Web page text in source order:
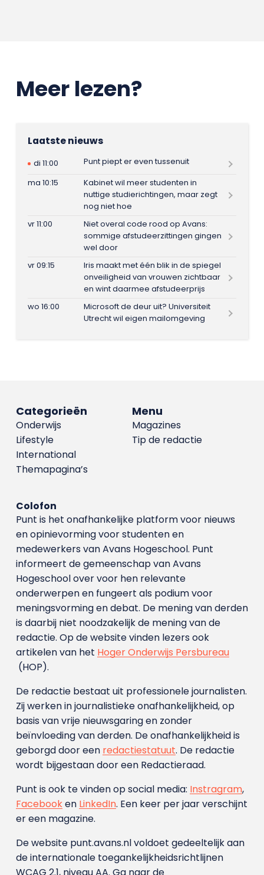
Meer lezen?
Laatste nieuws
di 11:00
Punt piept er even tussenuit
ma 10:15
Kabinet wil meer studenten in
nuttige studierichtingen, maar zegt
nog niet hoe
vr 11:00
Niet overal code rood op Avans:
sommige afstudeerzittingen gingen
wel door
vr 09:15
Iris maakt met één blik in de spiegel
onveiligheid van vrouwen zichtbaar
en wint daarmee afstudeerprijs
wo 16:00
Microsoft de deur uit? Universiteit
Utrecht wil eigen mailomgeving
Menu
Magazines
Tip de redactie
Categorieën
Onderwijs
Lifestyle
International
Themapagina’s
Colofon
Punt is het onafhankelijke platform voor nieuws
en opinievorming voor studenten en
medewerkers van Avans Hoge­school. Punt
informeert de gemeenschap van Avans
Hogeschool over voor hen relevante
onderwerpen en fungeert als podium voor
meningsvorming en debat. De mening van derden
is daarbij niet noodzakelijk de mening van de
redactie. Op de website vinden lezers ook
artikelen van het Hoger Onderwijs Persbureau
(HOP).
De redactie bestaat uit professionele journalisten.
Zij werken in journalistieke onafhankelijkheid, op
basis van vrije nieuwsgaring en zonder
beïnvloeding van derden. De onafhankelijkheid is
geborgd door een redactiestatuut. De redactie
wordt bijgestaan door een Redactieraad.
Punt is ook te vinden op social media: Instragram,
Facebooken LinkedIn. Een keer per jaar verschijnt
er een magazine.
De website punt.avans.nl voldoet gedeeltelijk aan
de internationale toegankelijkheidsrichtlijnen
WCAG 2.1, niveau AA. Ga naar de